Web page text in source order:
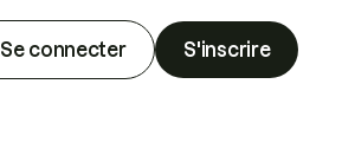
Se connecter S'inscrire